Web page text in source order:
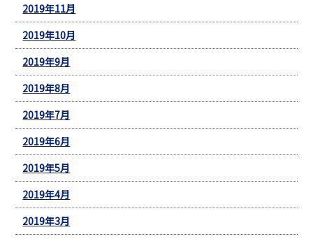
2019年11月
2019年10月
2019年9月
2019年8月
2019年7月
2019年6月
2019年5月
2019年4月
2019年3月